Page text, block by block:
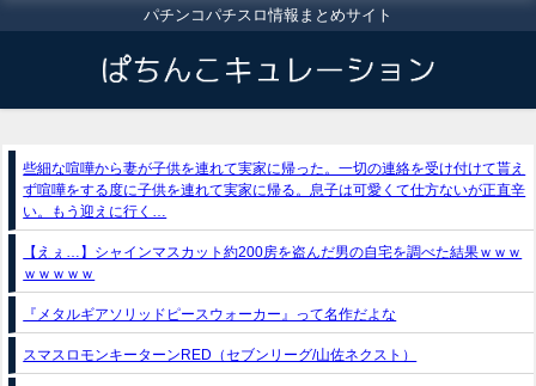
パチンコパチスロ情報まとめサイト
些細な喧嘩から妻が子供を連れて実家に帰った。一切の連絡を受け付けて貰え
ず喧嘩をする度に子供を連れて実家に帰る。息子は可愛くて仕方ないが正直辛
い。もう迎えに行く…
【えぇ…】シャインマスカット約200房を盗んだ男の自宅を調べた結果ｗｗｗ
ｗｗｗｗｗ
『メタルギアソリッドピースウォーカー』って名作だよな
スマスロモンキーターンRED（セブンリーグ/山佐ネクスト）